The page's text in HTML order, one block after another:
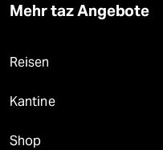
Mehr taz Angebote
Reisen
Kantine
Shop